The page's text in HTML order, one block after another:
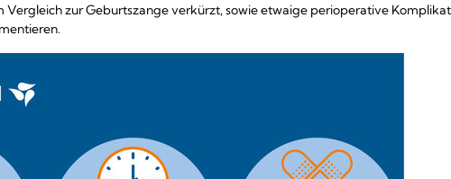
Vergleich zur Geburtszange verkürzt, sowie etwaige perioperative